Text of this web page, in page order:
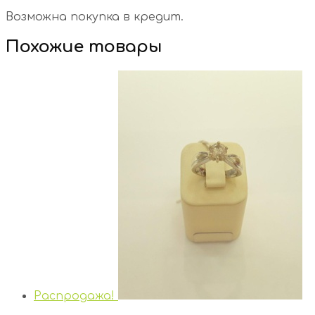
Возможна покупка в кредит.
Похожие товары
Распродажа!